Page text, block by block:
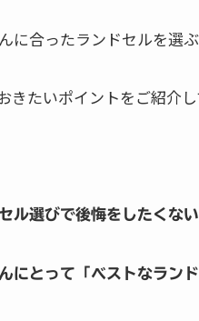
に合ったランドセルを選
きたいポイントをご紹介し
ル選びで後悔をしたくない
にとって「ベストなラン